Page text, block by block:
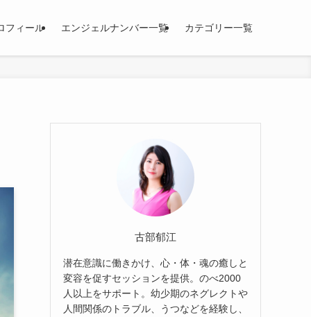
フィール エンジェルナンバー一覧 カテゴリー一覧
古部郁江
潜在意識に働きかけ、心・体・魂の癒しと
変容を促すセッションを提供。のべ2000
人以上をサポート。幼少期のネグレクトや
人間関係のトラブル、うつなどを経験し、